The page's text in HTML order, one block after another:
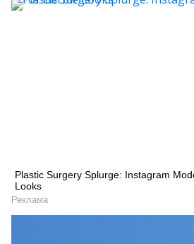
Plastic Surgery Splurge: Instagram
Looks
Реклама